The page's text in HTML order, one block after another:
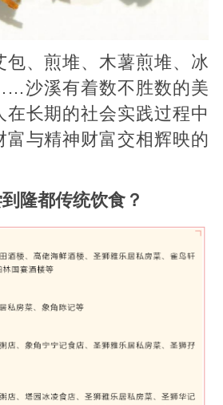
包、煎堆、木薯煎堆、冰
沙溪有着数不胜数的美
在长期的社会实践过程中
富与精神财富交相辉映的
隆都传统饮食？